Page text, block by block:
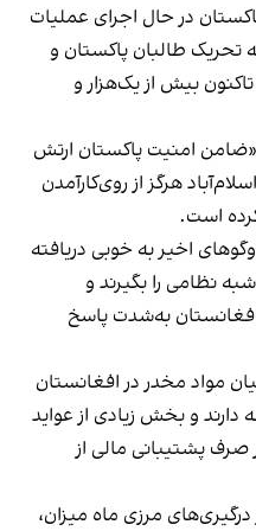
در حال اجرای عملیات
تحریک طالبان پاکستان و
بیش از یک‌هزار و
امنیت پاکستان ارتش
هرگز از روی‌کارآمدن
است.
اخیر به‌ خوبی دریافته
نظامی را بگیرند و
به‌شدت پاسخ
مواد مخدر در افغانستان
و بخش زیادی از عواید
پشتیبانی مالی از
مرزی ماه میزان،